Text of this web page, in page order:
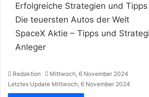
Erfolgreiche Strategien und Tipps
Die teuersten Autos der Welt
SpaceX Aktie – Tipps und
Anleger
Redaktion
Mittwoch, 6 November 2024
Letztes Update Mittwoch, 6 November 2024